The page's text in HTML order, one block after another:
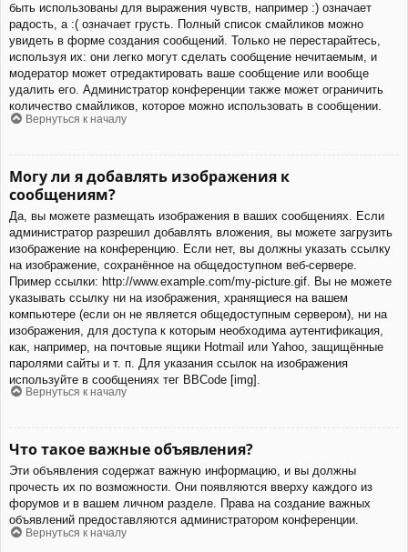
быть использованы для выражения чувств, например :) означает
радость, а :( означает грусть. Полный список смайликов можно
увидеть в форме создания сообщений. Только не перестарайтесь,
используя их: они легко могут сделать сообщение нечитаемым, и
модератор может отредактировать ваше сообщение или вообще
удалить его. Администратор конференции также может ограничить
количество смайликов, которое можно использовать в сообщении.
Вернуться к началу
Могу ли я добавлять изображения к
сообщениям?
Да, вы можете размещать изображения в ваших сообщениях. Если
администратор разрешил добавлять вложения, вы можете загрузить
изображение на конференцию. Если нет, вы должны указать ссылку
на изображение, сохранённое на общедоступном веб-сервере.
Пример ссылки: http://www.example.com/my-picture.gif. Вы не можете
указывать ссылку ни на изображения, хранящиеся на вашем
компьютере (если он не является общедоступным сервером), ни на
изображения, для доступа к которым необходима аутентификация,
как, например, на почтовые ящики Hotmail или Yahoo, защищённые
паролями сайты и т. п. Для указания ссылок на изображения
используйте в сообщениях тег BBCode [img].
Вернуться к началу
Что такое важные объявления?
Эти объявления содержат важную информацию, и вы должны
прочесть их по возможности. Они появляются вверху каждого из
форумов и в вашем личном разделе. Права на создание важных
объявлений предоставляются администратором конференции.
Вернуться к началу